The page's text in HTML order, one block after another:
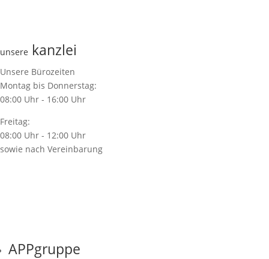
unsere kanzlei
Unsere Bürozeiten
Montag bis Donnerstag:
08:00 Uhr - 16:00 Uhr
Freitag:
08:00 Uhr - 12:00 Uhr
sowie nach Vereinbarung
APPgruppe